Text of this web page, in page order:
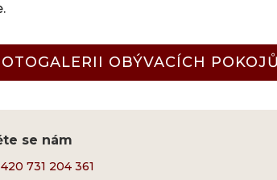
OBÝVACÍCH POKOJŮ
se nám
731 204 361